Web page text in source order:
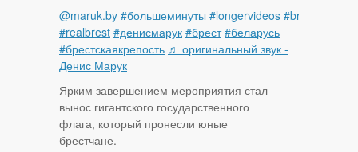
@maruk.by #большеминуты #longervideos #brest
#realbrest #денисмарук #брест #беларусь
#брестскаякрепость ♬ оригинальный звук -
Денис Марук
Ярким завершением мероприятия стал
вынос гигантского государственного
флага, который пронесли юные
брестчане.